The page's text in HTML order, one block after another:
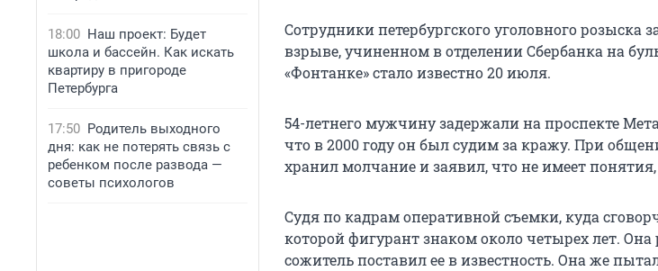
18:00 Наш проект: Будет
школа и бассейн. Как искать
квартиру в пригороде
Петербурга
17:50 Родитель выходного
дня: как не потерять связь с
ребенком после развода —
советы психологов
Сотрудники петербургского уголовного розыска
взрыве, учиненном в отделении Сбербанка на
«Фонтанке» стало известно 20 июля.
54-летнего мужчину задержали на проспекте
что в 2000 году он был судим за кражу. При
хранил молчание и заявил, что не имеет понятия,
Судя по кадрам оперативной съемки, куда
которой фигурант знаком около четырех лет. Она
сожитель поставил ее в известность. Она же